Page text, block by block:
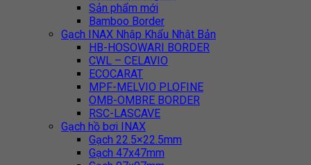
Sản phẩm mới
Bamboo Border
Gạch INAX Nhập Khẩu Nhật Bản
HB-HOSOWARI BORDER
CWL – CELAVIO
ECOCARAT
MPF-MELVIO PLOFINE
OMB-OMBRE BORDER
RSC-LASCAVE
Gạch hồ bơi INAX
Gạch 22.5×22.5mm
Gạch 47x47mm